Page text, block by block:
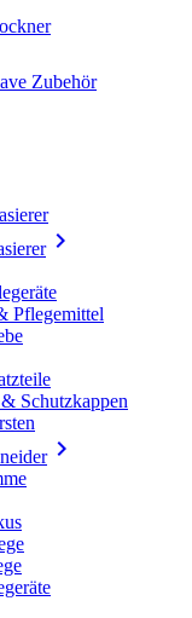
Zubehör

Pflegemittel
Schutzkappen
